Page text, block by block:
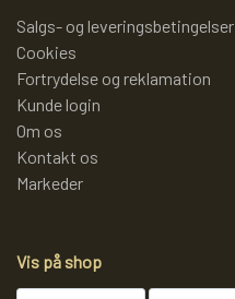
Salgs- og leveringsbetingelser
Cookies
Fortrydelse og reklamation
Kunde login
Om os
Kontakt os
Markeder
Vis på shop